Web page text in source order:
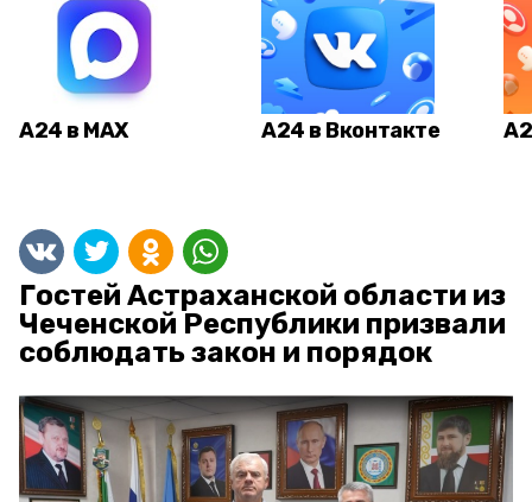
А24 в MAX А24 в Вконтакте
Гостей Астраханской области из
Чеченской Республики призвали
соблюдать закон и порядок